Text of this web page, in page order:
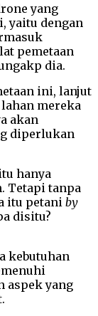
yang
yaitu dengan
pemetaan
dia.
ini, lanjut
mereka
akan
diperlukan
hanya
Tetapi tanpa
itu petani by
disitu?
kebutuhan
aspek yang